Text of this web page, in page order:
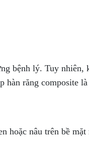
bệnh lý. Tuy nhiên,
hàn răng composite
nâu trên bề mặt